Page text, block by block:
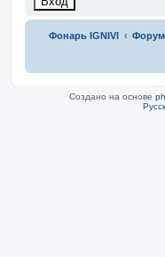
Фонарь IGNIVI Форум
Создано на основе